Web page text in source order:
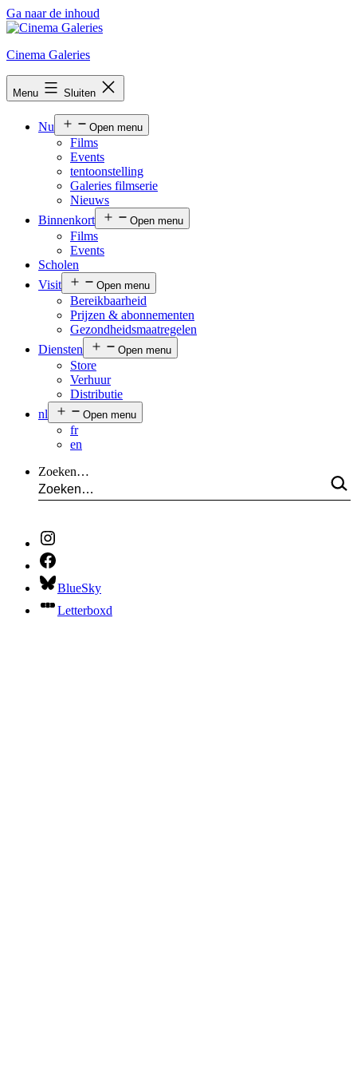
Ga naar de inhoud
Cinema Galeries
Menu Sluiten
Nu Open menu
Films
Events
tentoonstelling
Galeries filmserie
Nieuws
Binnenkort
Open menu
Films
Events
Scholen
Visit
Open menu
Bereikbaarheid
Prijzen & abonnementen
Gezondheidsmaatregelen
Diensten
Open menu
Store
Verhuur
Distributie
nl
Open menu
fr
en
Zoeken…
BlueSky
Letterboxd